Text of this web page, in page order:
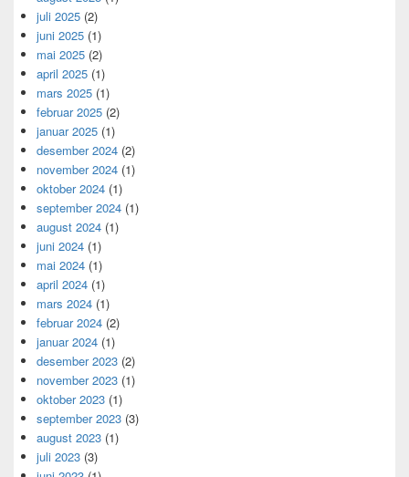
juli 2025 (2)
juni 2025 (1)
mai 2025 (2)
april 2025 (1)
mars 2025 (1)
februar 2025 (2)
januar 2025 (1)
desember 2024 (2)
november 2024 (1)
oktober 2024 (1)
september 2024 (1)
august 2024 (1)
juni 2024 (1)
mai 2024 (1)
april 2024 (1)
mars 2024 (1)
februar 2024 (2)
januar 2024 (1)
desember 2023 (2)
november 2023 (1)
oktober 2023 (1)
september 2023 (3)
august 2023 (1)
juli 2023 (3)